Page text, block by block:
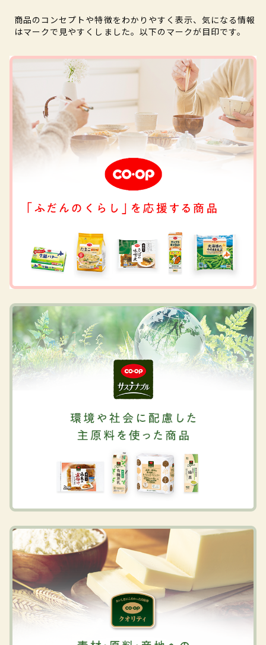
商品のコンセプトや特徴をわかりやすく表示、気になる情報
はマークで見やすくしました。以下のマークが目印です。